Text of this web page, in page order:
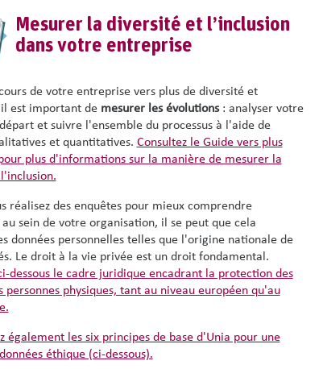
Mesurer la diversité et l’inclusion
dans votre entreprise
de votre entreprise vers plus de diversité et
est important de mesurer les évolutions: analyser votre
et suivre l'ensemble du processus à l'aide de
et quantitatives. Consultez le Guide vers plus
plus d'informations sur la manière de mesurer la
réalisez des enquêtes pour mieux comprendre
sein de votre organisation, il se peut que cela
données personnelles telles que l'origine nationale de
Le droit à la vie privée est un droit fondamental.
dessous le cadre juridique encadrant la protection des
personnes physiques, tant au niveau européen qu'au
également les six principes de base d'Unia pour une
éthique (ci-dessous).